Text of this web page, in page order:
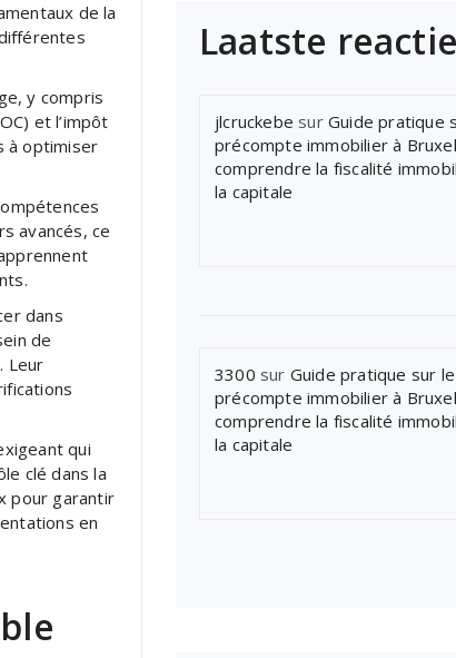
de la
y compris
et l’impôt
à optimiser
avancés, ce
dans
de
Leur
qui
clé dans la
pour garantir
en
Laatste
jlcruckebe sur Guide pratique
précompte immobilier à
comprendre la fiscalité
la capitale
3300 sur Guide pratique sur le
précompte immobilier à
comprendre la fiscalité
la capitale